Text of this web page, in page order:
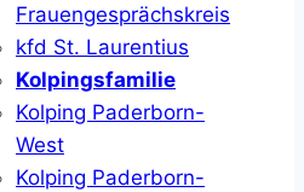
Frauengesprächskreis
kfd St. Laurentius
Kolpingsfamilie
Kolping Paderborn-
West
Kolping Paderborn-